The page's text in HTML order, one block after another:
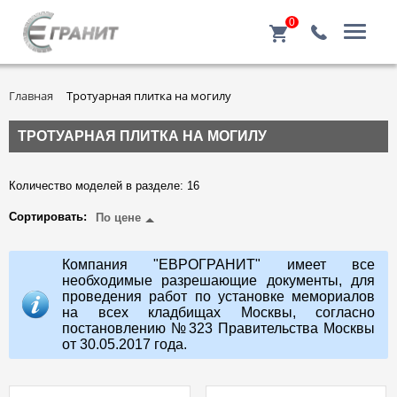
0
Главная Тротуарная плитка на могилу
ТРОТУАРНАЯ ПЛИТКА НА МОГИЛУ
Сортировать: По цене
Количество моделей в разделе: 16
Компания "ЕВРОГРАНИТ" имеет все
необходимые разрешающие документы, для
проведения работ по установке мемориалов
на всех кладбищах Москвы, согласно
постановлению №323 Правительства Москвы
от 30.05.2017 года.